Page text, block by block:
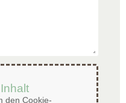
den Cookie-